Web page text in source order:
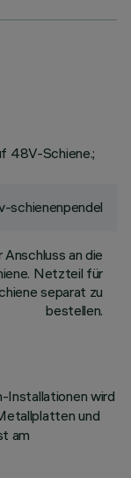
48V-Schiene.;
schienenpendel
an die
Netzteil für
separat zu
bestellen.
Installationen wird
und
am